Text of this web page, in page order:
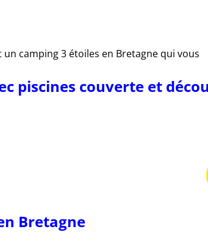
camping 3 étoiles en Bretagne qui vous
piscines couverte et
Bretagne